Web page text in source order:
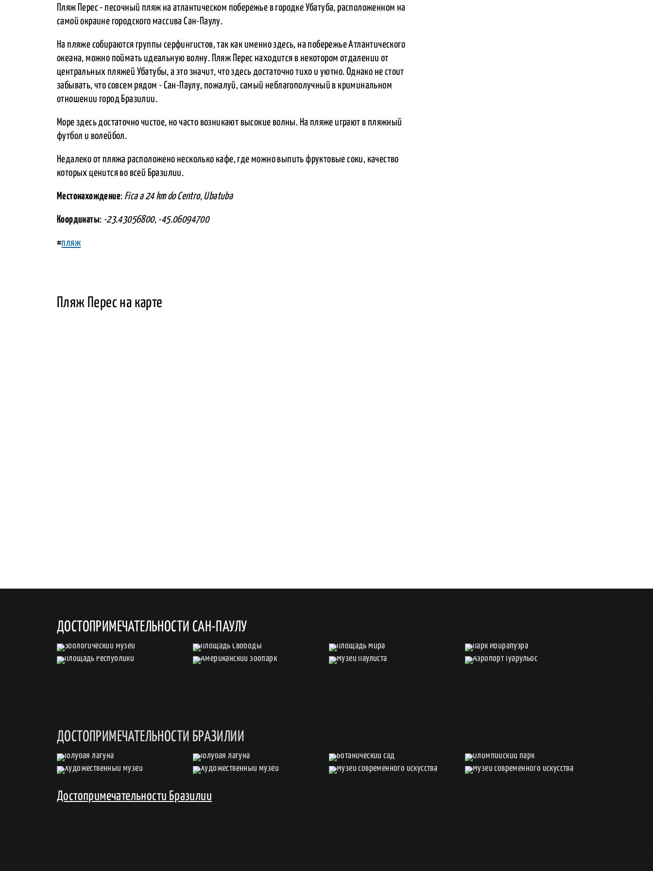
Пляж Перес - песочный пляж на атлантическом побережье в городке Убатуба, расположенном на
самой окраине городского массива Сан-Паулу.
На пляже собираются группы серфингистов, так как именно здесь, на побережье Атлантического
океана, можно поймать идеальную волну. Пляж Перес находится в некотором отдалении от
центральных пляжей Убатубы, а это значит, что здесь достаточно тихо и уютно. Однако не стоит
забывать, что совсем рядом - Сан-Паулу, пожалуй, самый неблагополучный в криминальном
отношении город Бразилии.
Море здесь достаточно чистое, но часто возникают высокие волны. На пляже играют в пляжный
футбол и волейбол.
Недалеко от пляжа расположено несколько кафе, где можно выпить фруктовые соки, качество
которых ценится во всей Бразилии.
Местонахождение: Fica a 24 km do Centro, Ubatuba
Координаты: -23.43056800, -45.06094700
#пляж
Пляж Перес на карте
ДОСТОПРИМЕЧАТЕЛЬНОСТИ САН-ПАУЛУ
ДОСТОПРИМЕЧАТЕЛЬНОСТИ БРАЗИЛИИ
Достопримечательности Бразилии